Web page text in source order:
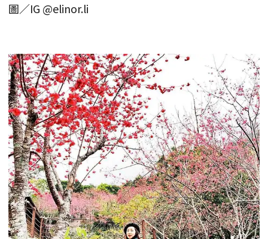
圖／IG @elinor.li